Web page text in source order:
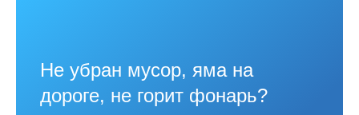
Не убран мусор, яма на
дороге, не горит фонарь?